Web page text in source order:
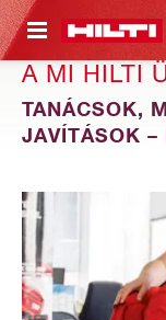
TARTALOMRA
A MI HILTI
TANÁCSOK,
JAVÍTÁSOK –